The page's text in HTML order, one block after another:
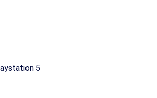
5